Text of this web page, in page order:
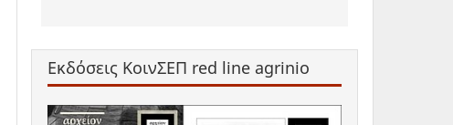
Εκδόσεις ΚοινΣΕΠ red line agrinio